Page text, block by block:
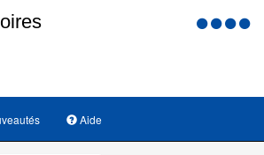
Menu
Aide